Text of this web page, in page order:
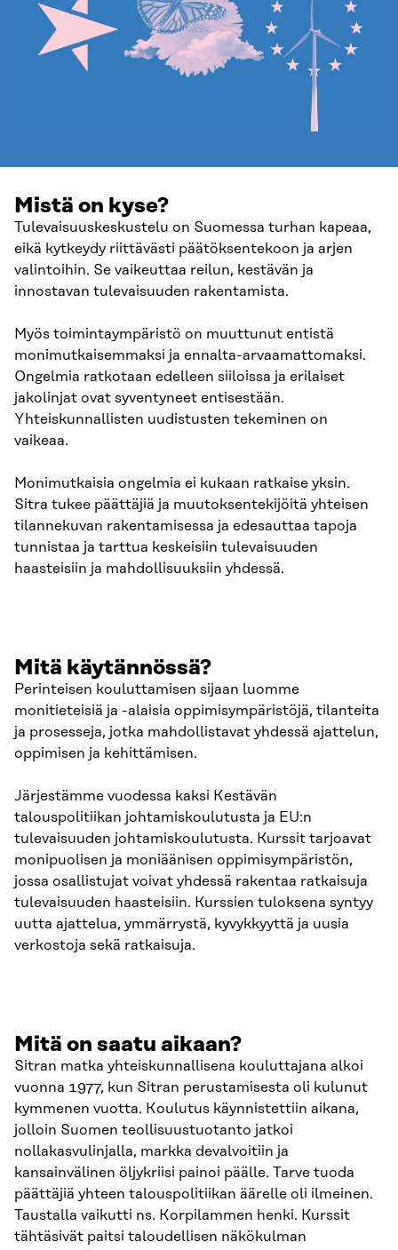
Mistä on kyse?
Tulevaisuuskeskustelu on Suomessa turhan kapeaa,
eikä kytkeydy riittävästi päätöksentekoon ja arjen
valintoihin. Se vaikeuttaa reilun, kestävän ja
innostavan tulevaisuuden rakentamista.
Myös toimintaympäristö on muuttunut entistä
monimutkaisemmaksi ja ennalta-arvaamattomaksi.
Ongelmia ratkotaan edelleen siiloissa ja erilaiset
jakolinjat ovat syventyneet entisestään.
Yhteiskunnallisten uudistusten tekeminen on
vaikeaa.
Monimutkaisia ongelmia ei kukaan ratkaise yksin.
Sitra tukee päättäjiä ja muutoksentekijöitä yhteisen
tilannekuvan rakentamisessa ja edesauttaa tapoja
tunnistaa ja tarttua keskeisiin tulevaisuuden
haasteisiin ja mahdollisuuksiin yhdessä.
Mitä käytännössä?
Perinteisen kouluttamisen sijaan luomme
monitieteisiä ja -alaisia oppimisympäristöjä, tilanteita
ja prosesseja, jotka mahdollistavat yhdessä ajattelun,
oppimisen ja kehittämisen.
Järjestämme vuodessa kaksi Kestävän
talouspolitiikan johtamiskoulutusta ja EU:n
tulevaisuuden johtamiskoulutusta. Kurssit tarjoavat
monipuolisen ja moniäänisen oppimisympäristön,
jossa osallistujat voivat yhdessä rakentaa ratkaisuja
tulevaisuuden haasteisiin. Kurssien tuloksena syntyy
uutta ajattelua, ymmärrystä, kyvykkyyttä ja uusia
verkostoja sekä ratkaisuja.
Mitä on saatu aikaan?
Sitran matka yhteiskunnallisena kouluttajana alkoi
vuonna 1977, kun Sitran perustamisesta oli kulunut
kymmenen vuotta. Koulutus käynnistettiin aikana,
jolloin Suomen teollisuustuotanto jatkoi
nollakasvulinjalla, markka devalvoitiin ja
kansainvälinen öljykriisi painoi päälle. Tarve tuoda
päättäjiä yhteen talouspolitiikan äärelle oli ilmeinen.
Taustalla vaikutti ns. Korpilammen henki. Kurssit
tähtäsivät paitsi taloudellisen näkökulman